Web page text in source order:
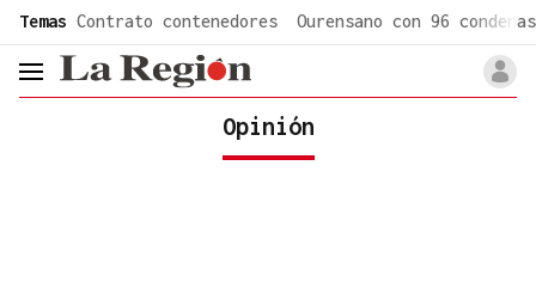
Temas Contrato contenedores Ourensano con 96 condenas
header.menu.open
Opinión